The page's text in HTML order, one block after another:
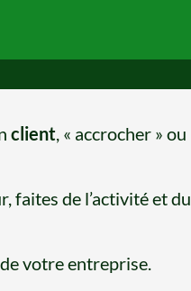
client, « accrocher » ou
faites de l’activité et du
votre entreprise.